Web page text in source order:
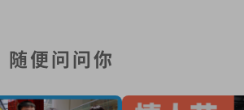
随便问问你